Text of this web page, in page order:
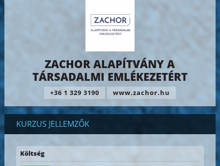
ZACHOR ALAPÍTVÁNY A
TÁRSADALMI EMLÉKEZETÉRT
+36 1 329 3190 www.zachor.hu
KURZUS JELLEMZŐK
Költség